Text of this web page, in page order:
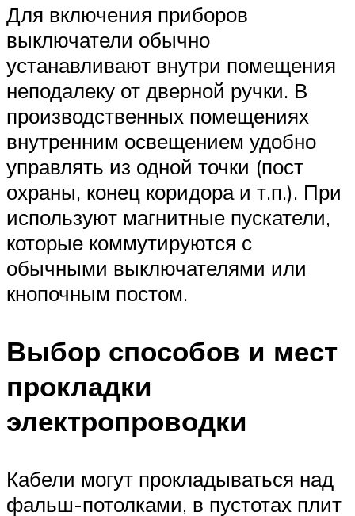
Для включения приборов
выключатели обычно
устанавливают внутри помещения
неподалеку от дверной ручки. В
производственных помещениях
внутренним освещением удобно
управлять из одной точки (пост
охраны, конец коридора и т.п.). При
используют магнитные пускатели,
которые коммутируются с
обычными выключателями или
кнопочным постом.
Выбор способов и мест
прокладки
электропроводки
Кабели могут прокладываться над
фальш-потолками, в пустотах плит